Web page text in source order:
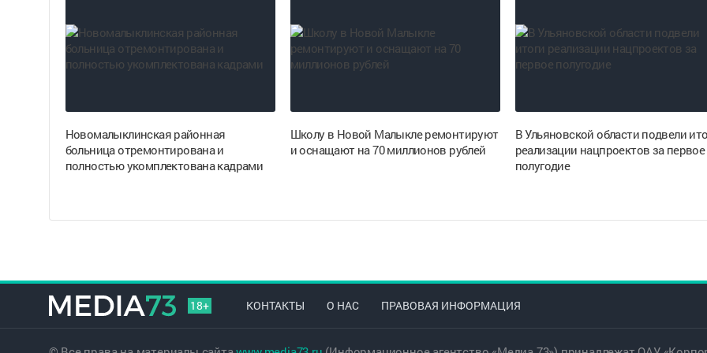
Новомалыклинская районная
больница отремонтирована и
полностью укомплектована кадрами
Школу в Новой Малыкле ремонтируют
и оснащают на 70 миллионов рублей
В Ульяновской области подвели
реализации нацпроектов за первое
полугодие
18+ КОНТАКТЫ О НАС ПРАВОВАЯ ИНФОРМАЦИЯ